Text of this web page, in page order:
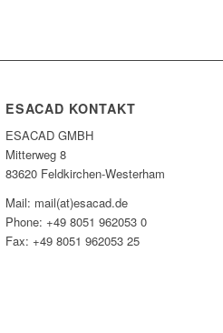
ESACAD KONTAKT
ESACAD GMBH
Mitterweg 8
83620 Feldkirchen-Westerham
Mail: mail(at)esacad.de
Phone: +49 8051 962053 0
Fax: +49 8051 962053 25